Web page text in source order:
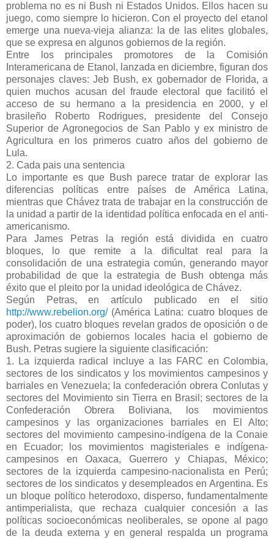
problema no es ni Bush ni Estados Unidos. Ellos hacen su
juego, como siempre lo hicieron. Con el proyecto del etanol
emerge una nueva-vieja alianza: la de las elites globales,
que se expresa en algunos gobiernos de la región.
Entre los principales promotores de la Comisión
Interamericana de Etanol, lanzada en diciembre, figuran dos
personajes claves: Jeb Bush, ex gobernador de Florida, a
quien muchos acusan del fraude electoral que facilitó el
acceso de su hermano a la presidencia en 2000, y el
brasileño Roberto Rodrigues, presidente del Consejo
Superior de Agronegocios de San Pablo y ex ministro de
Agricultura en los primeros cuatro años del gobierno de
Lula.
2. Cada pais una sentencia
Lo importante es que Bush parece tratar de explorar las
diferencias políticas entre países de América Latina,
mientras que Chávez trata de trabajar en la construcción de
la unidad a partir de la identidad política enfocada en el anti-
americanismo.
Para James Petras la región está dividida en cuatro
bloques, lo que remite a la dificultat real para la
consolidación de una estrategia común, generando mayor
probabilidad de que la estrategia de Bush obtenga más
éxito que el pleito por la unidad ideológica de Chávez.
Según Petras, en artículo publicado en el sitio
http://www.rebelion.org/(América Latina: cuatro bloques de
poder), los cuatro bloques revelan grados de oposición o de
aproximación de gobiernos locales hacia el gobierno de
Bush. Petras sugiere la siguiente clasificación:
1. La izquierda radical incluye a las FARC en Colombia,
sectores de los sindicatos y los movimientos campesinos y
barriales en Venezuela; la confederación obrera Conlutas y
sectores del Movimiento sin Tierra en Brasil; sectores de la
Confederación Obrera Boliviana, los movimientos
campesinos y las organizaciones barriales en El Alto;
sectores del movimiento campesino-indígena de la Conaie
en Ecuador; los movimientos magisteriales e indígena-
campesinos en Oaxaca, Guerrero y Chiapas, México;
sectores de la izquierda campesino-nacionalista en Perú;
sectores de los sindicatos y desempleados en Argentina. Es
un bloque político heterodoxo, disperso, fundamentalmente
antimperialista, que rechaza cualquier concesión a las
políticas socioeconómicas neoliberales, se opone al pago
de la deuda externa y en general respalda un programa